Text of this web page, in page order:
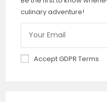
culinary adventure!
Accept GDPR Terms